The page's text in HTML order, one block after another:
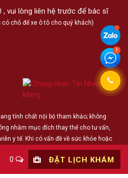
, vui lòng liên hệ trước để bác sĩ
chỗ để xe ô tô cho quý khách)
tính chất nội bộ tham khảo; không
nhằm mục đích thay thế cho tư vấn,
y tế. Khi có vấn đề về sức khỏe hoặc
liên hệ bác sĩ và cơ sở y tế gần nhất
0 ĐẶT LỊCH KHÁM